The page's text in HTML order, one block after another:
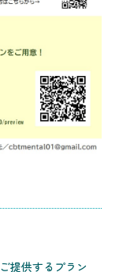
提供するプラン